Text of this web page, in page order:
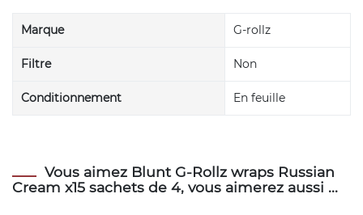
Marque G-rollz
Filtre Non
Conditionnement En feuille
Vous aimez Blunt G-Rollz wraps Russian
Cream x15 sachets de 4, vous aimerez aussi ...